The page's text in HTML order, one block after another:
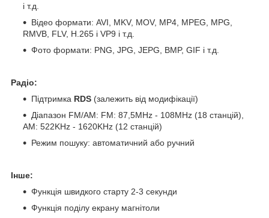
і т.д.
Відео формати: AVI, MKV, MOV, MP4, MPEG, MPG,
RMVB, FLV, H.265 і VP9 і т.д.
Фото формати: PNG, JPG, JEPG, BMP, GIF і т.д.
Радіо:
Підтримка RDS (залежить від модифікації)
Діапазон FM/AM: FM: 87,5MHz - 108MHz (18 станцій),
АМ: 522KHz - 1620KHz (12 станцій)
Режим пошуку: автоматичний або ручний
Інше:
Функція швидкого старту 2-3 секунди
Функція поділу екрану магнітоли